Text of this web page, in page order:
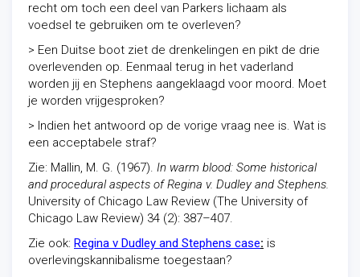
recht om toch een deel van Parkers lichaam als
voedsel te gebruiken om te overleven?
> Een Duitse boot ziet de drenkelingen en pikt de drie
overlevenden op. Eenmaal terug in het vaderland
worden jij en Stephens aangeklaagd voor moord. Moet
je worden vrijgesproken?
> Indien het antwoord op de vorige vraag nee is. Wat is
een acceptabele straf?
Zie: Mallin, M. G. (1967). In warm blood: Some historical
and procedural aspects of Regina v. Dudley and Stephens.
University of Chicago Law Review (The University of
Chicago Law Review) 34 (2): 387–407.
Zie ook: Regina v Dudley and Stephens case: is
overlevingskannibalisme toegestaan?